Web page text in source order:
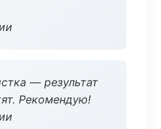
— результат
Рекомендую!